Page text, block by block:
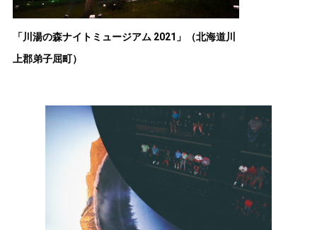
「川湯の森ナイトミュージアム 2021」（北海道川
上郡弟子屈町）